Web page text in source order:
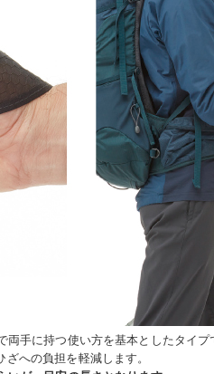
両手に持つ使い方を基本としたタイ
への負担を軽減します。